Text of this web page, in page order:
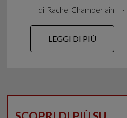
di Rachel Chamberlain ∙
LEGGI DI PIÙ